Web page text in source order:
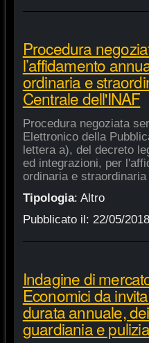
Procedura
l’affidamento
ordinaria e
Centrale dell'INAF
Procedura negoziata
Elettronico della
lettera a), del decreto
ed integrazioni, per
ordinaria e
Tipologia: Altro
Pubblicato il: 22/05/2018
Indagine di
Economici da
durata annuale,
guardiania e